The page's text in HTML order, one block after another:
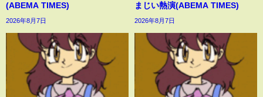
(ABEMA TIMES)
2026年8月7日
まじい熱演(ABEMA TIMES)
2026年8月7日